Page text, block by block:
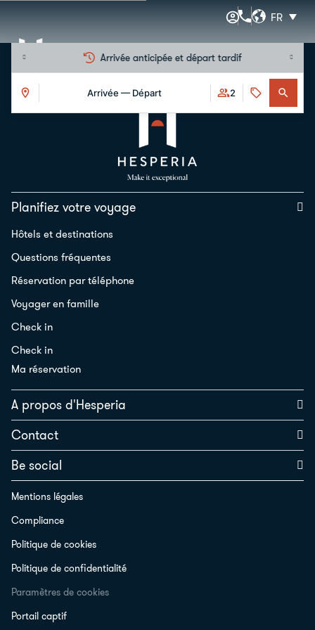
FR
Arrivée anticipée et départ tardif
Arrivée — Départ 2
Planifiez votre voyage
Hôtels et destinations
Questions fréquentes
Réservation par téléphone
Voyager en famille
Check in
Check in
Ma réservation
A propos d'Hesperia
Contact
Be social
Mentions légales
Compliance
Politique de cookies
Politique de confidentialité
Paramètres de cookies
Portail captif